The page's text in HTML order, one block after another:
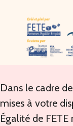
Dans le cadre
mises à votre
Égalité de